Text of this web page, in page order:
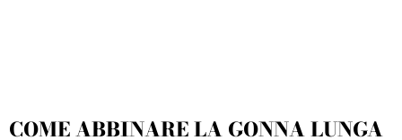
COME ABBINARE LA GONNA LUNGA